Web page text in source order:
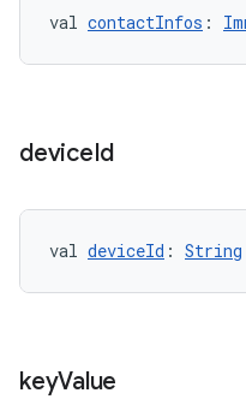
val contactInfos :
deviceId
val deviceId : String
keyValue